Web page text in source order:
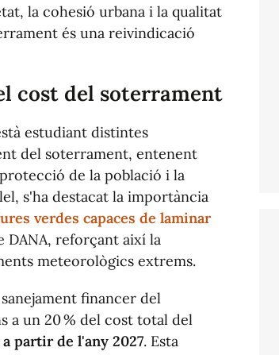
la cohesió urbana i la qualitat
és una reivindicació
cost del soterrament
estudiant distintes
del soterrament, entenent
de la població i la
s'ha destacat la importància
verdes capaces de laminar
DANA, reforçant així la
meteorològics extrems.
financer del
a un 20 % del cost total del
partir de l'any 2027. Esta